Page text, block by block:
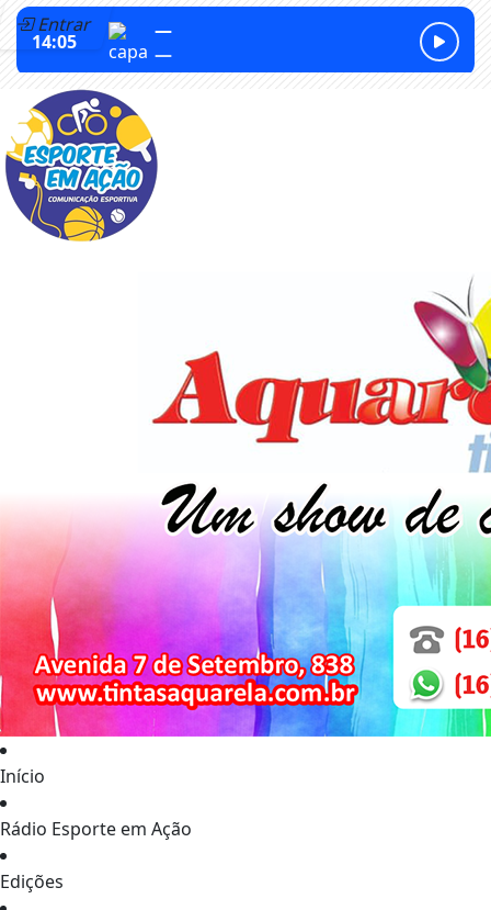
Entrar
Início
Rádio Esporte em Ação
Edições